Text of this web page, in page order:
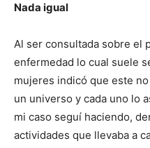
Nada igual
Al ser consultada sobre el
enfermedad lo cual suele
mujeres indicó que este
un universo y cada uno lo
mi caso seguí haciendo,
actividades que llevaba a